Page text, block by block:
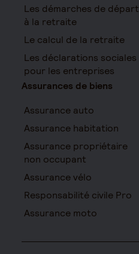
Les démarches de départ
à la retraite
Le calcul de la retraite
Les déclarations sociales
pour les entreprises
Assurances de biens
Assurance auto
Assurance habitation
Assurance propriétaire
non occupant
Assurance vélo
Responsabilité civile Pro
Assurance moto